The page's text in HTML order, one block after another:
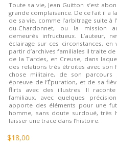
Toute sa vie, Jean Guitton s’est
grande complaisance. De ce fait il a
de sa vie, comme l’arbitrage suite à
du-Chardonnet, ou la mission
demeurés infructueux. L’auteur,
éclairage sur ces circonstances,
partir d’archives familiales il traite
de la Tardes, en Creuse, dans
des relations très étroites avec son
chose militaire, de son parcours
épreuve de l’Épuration, et de sa
flirts avec des illustres. Il
familiaux, avec quelques
apporte des éléments pour une
homme, sans doute surdoué, très
laisser une trace dans l’histoire.
$18,00